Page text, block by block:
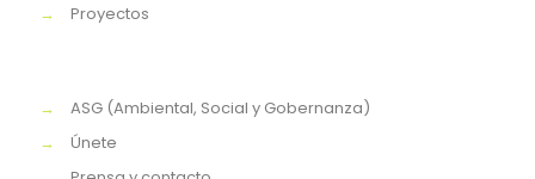
→
Proyectos
→
ASG (Ambiental, Social y Gobernanza)
→
Únete